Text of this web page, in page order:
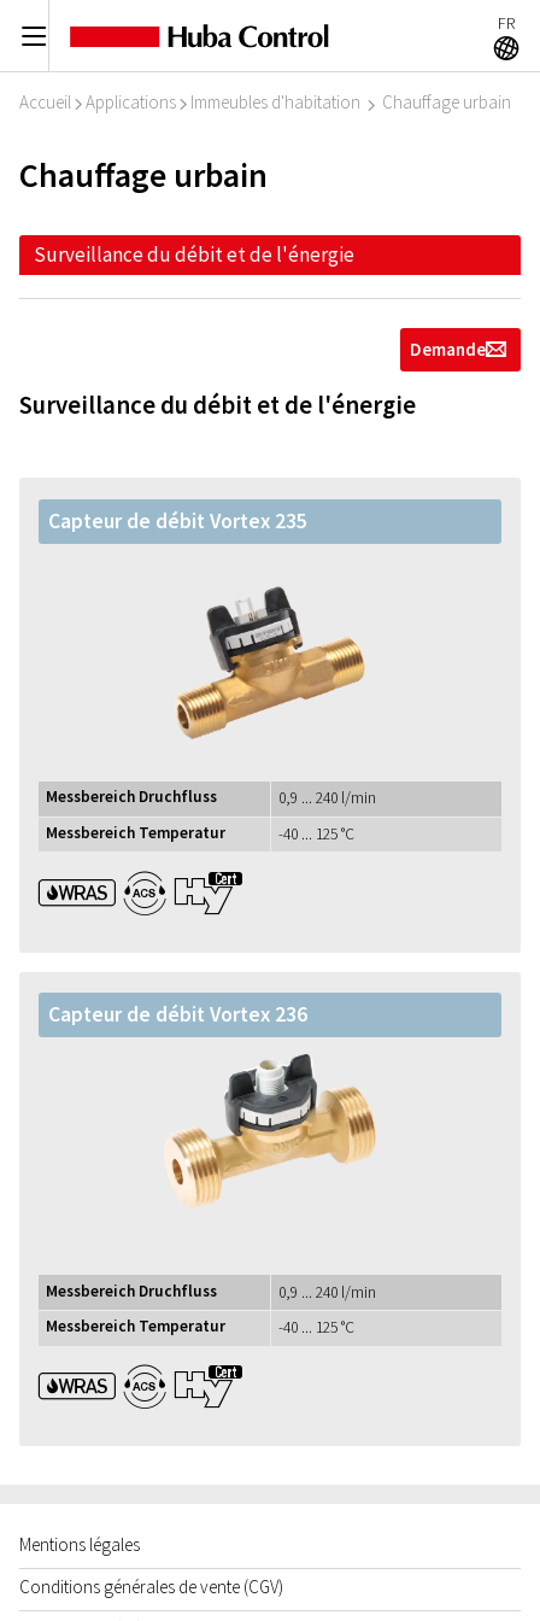
C FR
A
Accueil I Applications I Immeubles d'habitation I Chauffage urbain
Chauffage urbain
Surveillance du débit et de l'énergie
Demandeg
Surveillance du débit et de l'énergie
Capteur de débit Vortex 235
Messbereich Druchfluss
0,9 ... 240 l/min
Messbereich Temperatur
-40 ... 125 °C
WRAS ACS UBA1+
Capteur de débit Vortex 236
Messbereich Druchfluss
0,9 ... 240 l/min
Messbereich Temperatur
-40 ... 125 °C
WRAS ACS UBA1+
Mentions légales
Conditions générales de vente (CGV)